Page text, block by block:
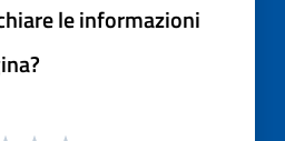
le informazioni